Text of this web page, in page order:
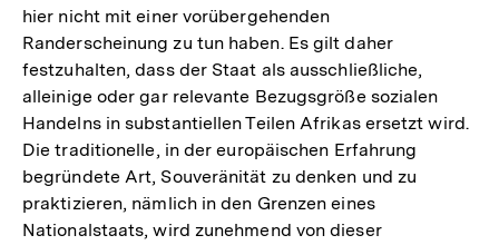
hier nicht mit einer vorübergehenden
Randerscheinung zu tun haben. Es gilt daher
festzuhalten, dass der Staat als ausschließliche,
alleinige oder gar relevante Bezugsgröße sozialen
Handelns in substantiellen Teilen Afrikas ersetzt wird.
Die traditionelle, in der europäischen Erfahrung
begründete Art, Souveränität zu denken und zu
praktizieren, nämlich in den Grenzen eines
Nationalstaats, wird zunehmend von dieser